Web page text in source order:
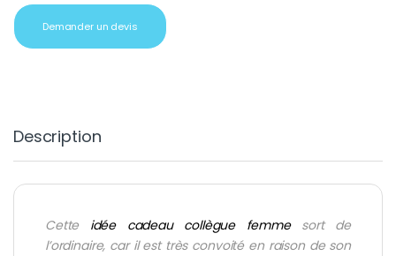
Demander un devis
Description
Cette idée cadeau collègue femme sort de
l’ordinaire, car il est très convoité en raison de son